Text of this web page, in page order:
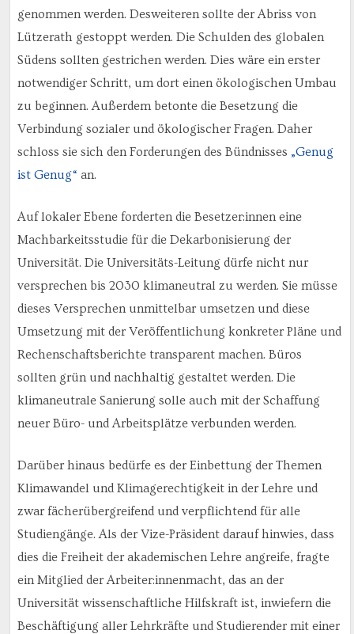
genommen werden. Desweiteren sollte der Abriss von
Lützerath gestoppt werden. Die Schulden des globalen
Südens sollten gestrichen werden. Dies wäre ein erster
notwendiger Schritt, um dort einen ökologischen Umbau
zu beginnen. Außerdem betonte die Besetzung die
Verbindung sozialer und ökologischer Fragen. Daher
schloss sie sich den Forderungen des Bündnisses „Genug
ist Genug“ an.
Auf lokaler Ebene forderten die Besetzer:innen eine
Machbarkeitsstudie für die Dekarbonisierung der
Universität. Die Universitäts-Leitung dürfe nicht nur
versprechen bis 2030 klimaneutral zu werden. Sie müsse
dieses Versprechen unmittelbar umsetzen und diese
Umsetzung mit der Veröffentlichung konkreter Pläne und
Rechenschaftsberichte transparent machen. Büros
sollten grün und nachhaltig gestaltet werden. Die
klimaneutrale Sanierung solle auch mit der Schaffung
neuer Büro- und Arbeitsplätze verbunden werden.
Darüber hinaus bedürfe es der Einbettung der Themen
Klimawandel und Klimagerechtigkeit in der Lehre und
zwar fächerübergreifend und verpflichtend für alle
Studiengänge. Als der Vize-Präsident darauf hinwies, dass
dies die Freiheit der akademischen Lehre angreife, fragte
ein Mitglied der Arbeiter:innenmacht, das an der
Universität wissenschaftliche Hilfskraft ist, inwiefern die
Beschäftigung aller Lehrkräfte und Studierender mit einer